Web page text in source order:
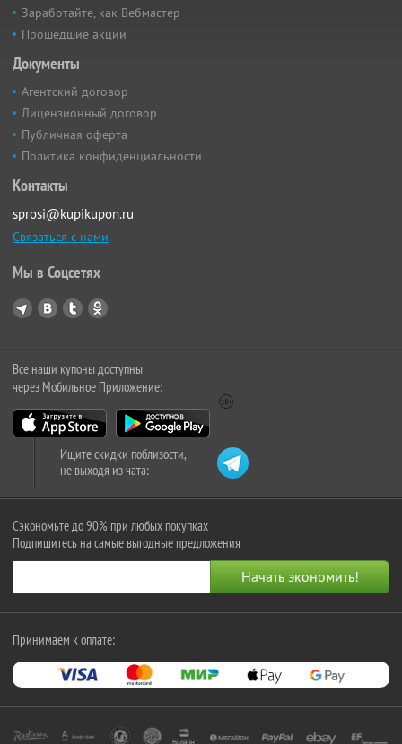
Заработайте, как Вебмастер
Прошедшие акции
Документы
Агентский договор
Лицензионный договор
Публичная оферта
Политика конфиденциальности
Контакты
sprosi@kupikupon.ru
Связаться с нами
Мы в Соцсетях
Все наши купоны доступны
через Мобильное Приложение:
Ищите скидки поблизости,
не выходя из чата:
Сэкономьте до 90% при любых покупках
Подпишитесь на самые выгодные предложения
Принимаем к оплате: